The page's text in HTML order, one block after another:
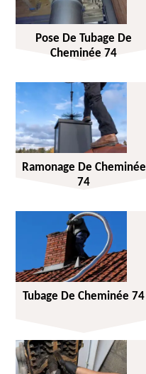
Pose De Tubage De
Cheminée 74
Ramonage De Cheminée
74
Tubage De Cheminée 74